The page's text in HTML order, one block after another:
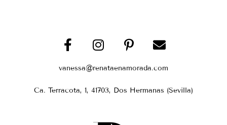
vanessa@renataenamorada.com
Ca. Terracota, 1, 41703, Dos Hermanas (Sevilla)